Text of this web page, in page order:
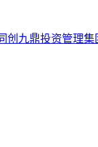
创九鼎投资管理